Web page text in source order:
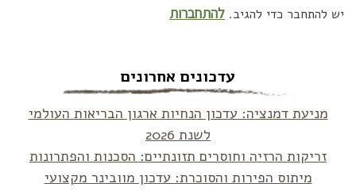
יש להתחבר כדי להגיב. להתחברות
עדכונים אחרונים
מניעת דמנציה: עדכון הנחיות ארגון הבריאות העולמי
לשנת 2026
זריקות הרזיה וחוסרים תזונתיים: הסכנות והפתרונות
מיתוס הפירות והסוכרת: עדכון מוובינר מקצועי